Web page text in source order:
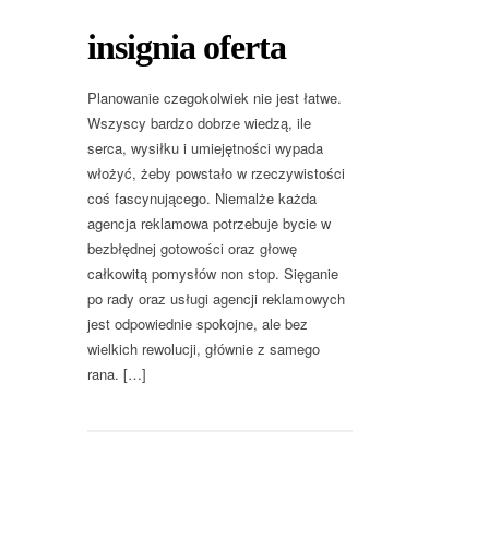
insignia oferta
Planowanie czegokolwiek nie jest łatwe.
Wszyscy bardzo dobrze wiedzą, ile
serca, wysiłku i umiejętności wypada
włożyć, żeby powstało w rzeczywistości
coś fascynującego. Niemalże każda
agencja reklamowa potrzebuje bycie w
bezbłędnej gotowości oraz głowę
całkowitą pomysłów non stop. Sięganie
po rady oraz usługi agencji reklamowych
jest odpowiednie spokojne, ale bez
wielkich rewolucji, głównie z samego
rana. […]